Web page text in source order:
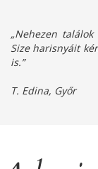
„Nehezen
Size harisnyáit
is.”
T. Edina, Győr